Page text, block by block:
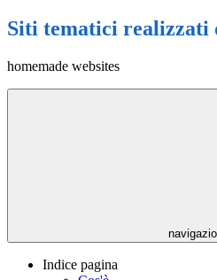
Siti tematici realizzati
homemade websites
Indice pagina